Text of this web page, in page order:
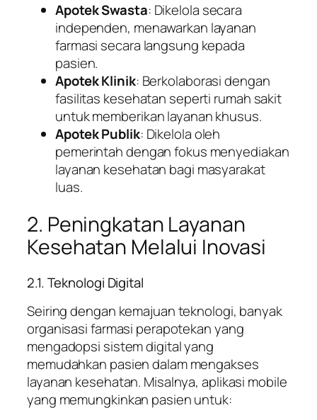
Apotek Swasta: Dikelola secara
independen, menawarkan layanan
farmasi secara langsung kepada
pasien.
Apotek Klinik: Berkolaborasi dengan
fasilitas kesehatan seperti rumah sakit
untuk memberikan layanan khusus.
Apotek Publik: Dikelola oleh
pemerintah dengan fokus menyediakan
layanan kesehatan bagi masyarakat
luas.
2. Peningkatan Layanan
Kesehatan Melalui Inovasi
2.1. Teknologi Digital
Seiring dengan kemajuan teknologi, banyak
organisasi farmasi perapotekan yang
mengadopsi sistem digital yang
memudahkan pasien dalam mengakses
layanan kesehatan. Misalnya, aplikasi mobile
yang memungkinkan pasien untuk: